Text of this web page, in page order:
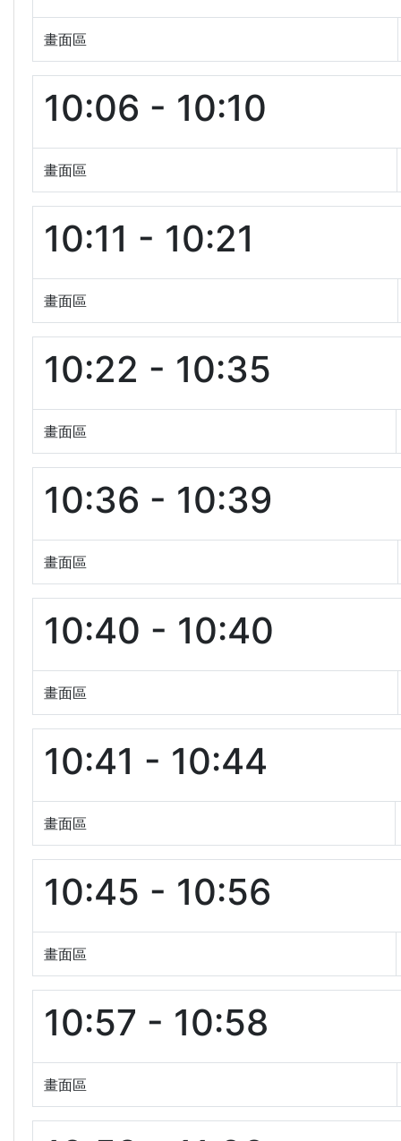
畫面區
10:06 - 10:10
畫面區
10:11 - 10:21
畫面區
10:22 - 10:35
畫面區
10:36 - 10:39
畫面區
10:40 - 10:40
畫面區
10:41 - 10:44
畫面區
10:45 - 10:56
畫面區
10:57 - 10:58
畫面區